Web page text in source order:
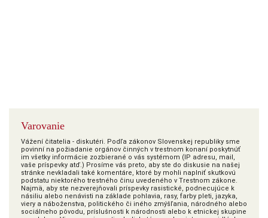
Varovanie
Vážení čitatelia - diskutéri. Podľa zákonov Slovenskej republiky sme
povinní na požiadanie orgánov činných v trestnom konaní poskytnúť
im všetky informácie zozbierané o vás systémom (IP adresu, mail,
vaše príspevky atď.) Prosíme vás preto, aby ste do diskusie na našej
stránke nevkladali také komentáre, ktoré by mohli naplniť skutkovú
podstatu niektorého trestného činu uvedeného v Trestnom zákone.
Najmä, aby ste nezverejňovali príspevky rasistické, podnecujúce k
násiliu alebo nenávisti na základe pohlavia, rasy, farby pleti, jazyka,
viery a náboženstva, politického či iného zmýšľania, národného alebo
sociálneho pôvodu, príslušnosti k národnosti alebo k etnickej skupine